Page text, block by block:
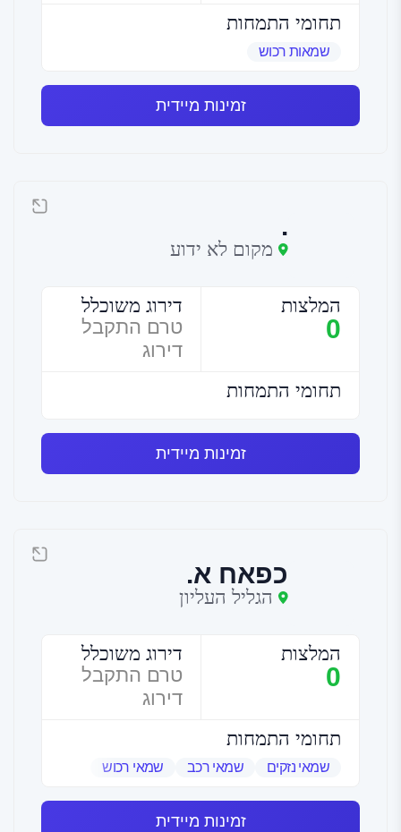
תחומי התמחות
שמאות רכוש
זמינות מיידית
.
מקום לא ידוע
המלצות
0
דירוג משוכלל
טרם התקבל
דירוג
תחומי התמחות
זמינות מיידית
כפאח א.
הגליל העליון
המלצות
0
דירוג משוכלל
טרם התקבל
דירוג
תחומי התמחות
שמאי נזקים שמאי רכב שמאי רכוש
זמינות מיידית